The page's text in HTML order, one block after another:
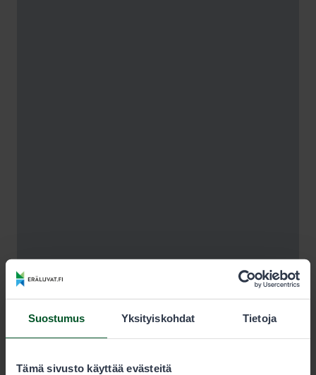
Suostumus Yksityiskohdat Tietoja
Tämä sivusto käyttää evästeitä